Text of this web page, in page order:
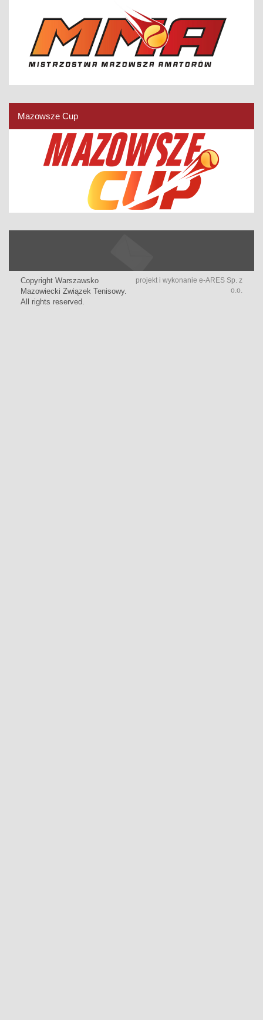
Mazowsze Cup
Copyright Warszawsko
Mazowiecki Związek Tenisowy.
All rights reserved.
projekt i wykonanie e-ARES Sp. z
o.o.